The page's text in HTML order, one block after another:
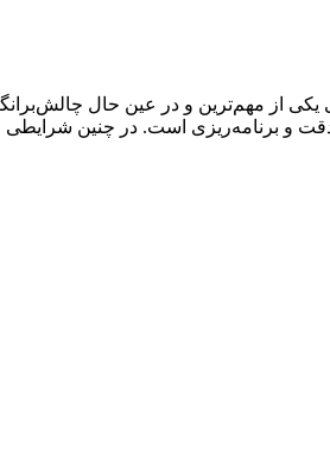
از مهم‌ترین و در عین حال
دقت و برنامه‌ریزی است. در چنین